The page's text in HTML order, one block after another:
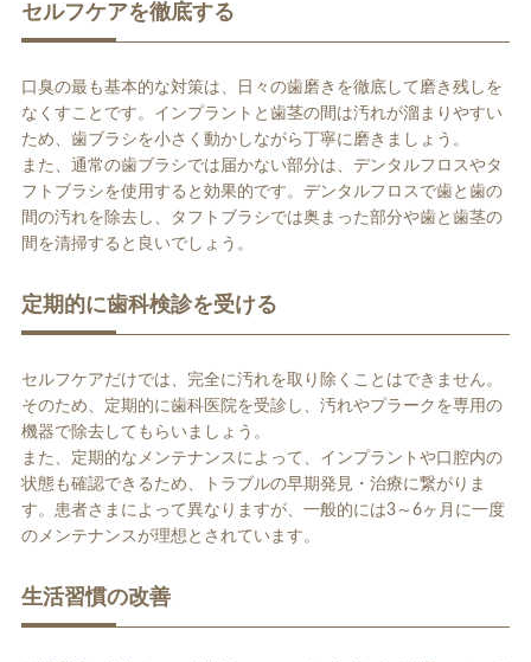
セルフケアを徹底する
口臭の最も基本的な対策は、日々の歯磨きを徹底して磨き残しを
なくすことです。インプラントと歯茎の間は汚れが溜まりやすい
ため、歯ブラシを小さく動かしながら丁寧に磨きましょう。
また、通常の歯ブラシでは届かない部分は、デンタルフロスやタ
フトブラシを使用すると効果的です。デンタルフロスで歯と歯の
間の汚れを除去し、タフトブラシでは奥まった部分や歯と歯茎の
間を清掃すると良いでしょう。
定期的に歯科検診を受ける
セルフケアだけでは、完全に汚れを取り除くことはできません。
そのため、定期的に歯科医院を受診し、汚れやプラークを専用の
機器で除去してもらいましょう。
また、定期的なメンテナンスによって、インプラントや口腔内の
状態も確認できるため、トラブルの早期発見・治療に繋がりま
す。患者さまによって異なりますが、一般的には3～6ヶ月に一度
のメンテナンスが理想とされています。
生活習慣の改善